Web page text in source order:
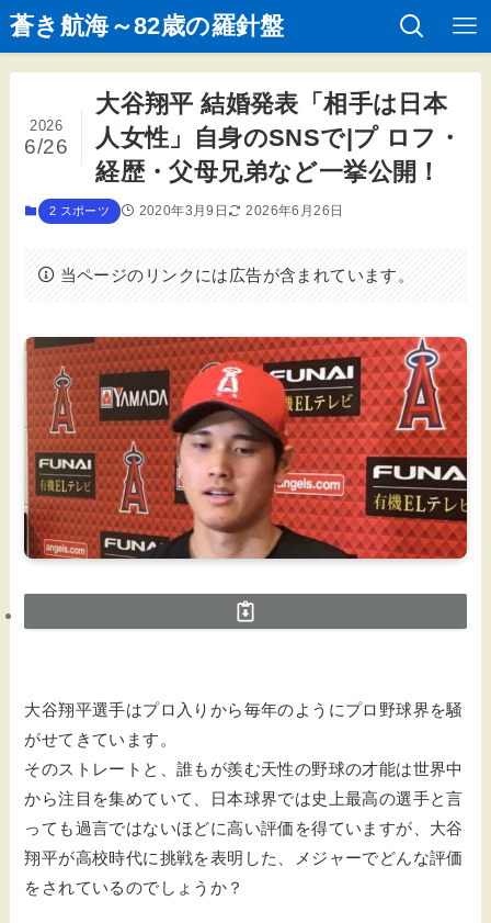
蒼き航海～82歳の羅針盤
大谷翔平 結婚発表「相手は日本
人女性」自身のSNSで|プ ロフ・
経歴・父母兄弟など一挙公開！
2026
6/26
2 スポーツ 2020年3月9日 2026年6月26日
当ページのリンクには広告が含まれています。
大谷翔平選手はプロ入りから毎年のようにプロ野球界を騒
がせてきています。
そのストレートと、誰もが羨む天性の野球の才能は世界中
から注目を集めていて、日本球界では史上最高の選手と言
っても過言ではないほどに高い評価を得ていますが、大谷
翔平が高校時代に挑戦を表明した、メジャーでどんな評価
をされているのでしょうか？